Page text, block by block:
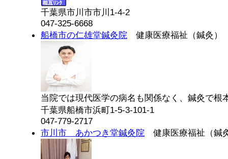
千葉県市川市市川1-4-2
047-325-6668
船橋市の仁雄堂鍼灸院 健康医療福祉（鍼灸）
当院では現代医学の病名も関係なく、鍼灸で根
千葉県船橋市浜町1-5-3-101-1
047-779-2717
市川市 あかつき堂鍼灸院 健康医療福祉（鍼